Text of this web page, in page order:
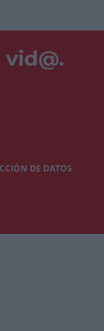
DE DATOS